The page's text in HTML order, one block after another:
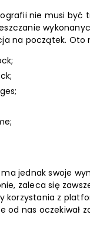
nie musi być
na początek. Oto
jednak swoje
zaleca się
korzystania z
od nas oczekiwał